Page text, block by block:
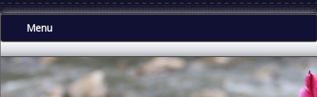
.
Menu